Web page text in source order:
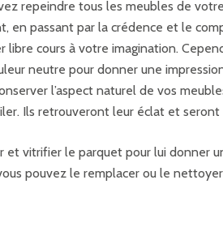
repeindre tous les meubles de
en passant par la crédence et le
libre cours à votre imagination.
neutre pour donner une
l’aspect naturel de vos
Ils retrouveront leur éclat et seront
et vitrifier le parquet pour lui donner
pouvez le remplacer ou le